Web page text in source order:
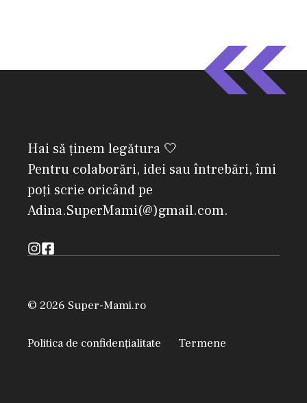
Hai să ținem legătura 🤍
Pentru colaborări, idei sau întrebări, îmi
poți scrie oricând pe
Adina.SuperMami(@)gmail.com.
© 2026 Super-Mami.ro
Politica de confidențialitate Termene